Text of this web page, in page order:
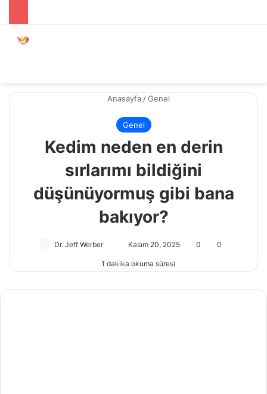
Anasayfa /Genel
Genel
Kedim neden en derin
sırlarımı bildiğini
düşünüyormuş gibi bana
bakıyor?
Dr. Jeff Werber
posta
Kasım 20, 2025 0 0
1 dakika okuma süresi